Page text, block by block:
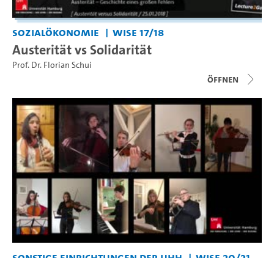
Sozialökonomie WiSe 17/18
Austerität vs Solidarität
Prof. Dr. Florian Schui
Öffnen